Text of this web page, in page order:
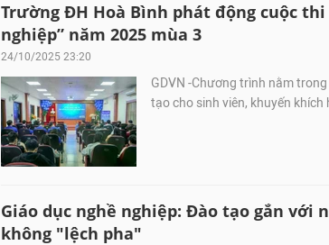
Trường ĐH Hoà Bình phát động cuộc
nghiệp” năm 2025 mùa 3
24/10/2025 23:20
GDVN -Chương trình nằm
tạo cho sinh viên, khuyến
Giáo dục nghề nghiệp: Đào tạo gắn với
không "lệch pha"